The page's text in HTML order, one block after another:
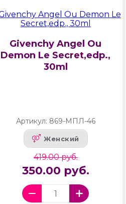
Givenchy Angel Ou
Demon Le Secret,edp.,
30ml
Артикул: 869-МПЛ-46
Женский
419.00 руб.
350.00 руб.